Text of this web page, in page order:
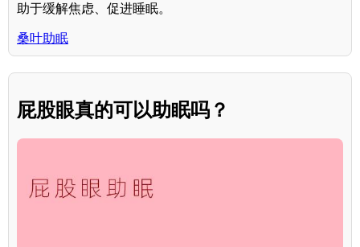
助于缓解焦虑、促进睡眠。
桑叶助眠
屁股眼真的可以助眠吗？